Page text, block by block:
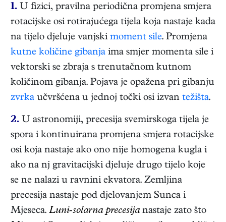
1. U fizici, pravilna periodična promjena smjera
rotacijske osi rotirajućega tijela koja nastaje kada
na tijelo djeluje vanjski moment sile. Promjena
kutne količine gibanja ima smjer momenta sile i
vektorski se zbraja s trenutačnom kutnom
količinom gibanja. Pojava je opažena pri gibanju
zvrka učvršćena u jednoj točki osi izvan težišta.
2. U astronomiji, precesija svemirskoga tijela je
spora i kontinuirana promjena smjera rotacijske
osi koja nastaje ako ono nije homogena kugla i
ako na nj gravitacijski djeluje drugo tijelo koje
se ne nalazi u ravnini ekvatora. Zemljina
precesija nastaje pod djelovanjem Sunca i
Mjeseca. Luni-solarna precesijanastaje zato što